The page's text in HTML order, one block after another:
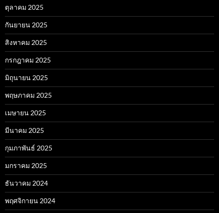
ตุลาคม 2025
กันยายน 2025
สิงหาคม 2025
กรกฎาคม 2025
มิถุนายน 2025
พฤษภาคม 2025
เมษายน 2025
มีนาคม 2025
กุมภาพันธ์ 2025
มกราคม 2025
ธันวาคม 2024
พฤศจิกายน 2024